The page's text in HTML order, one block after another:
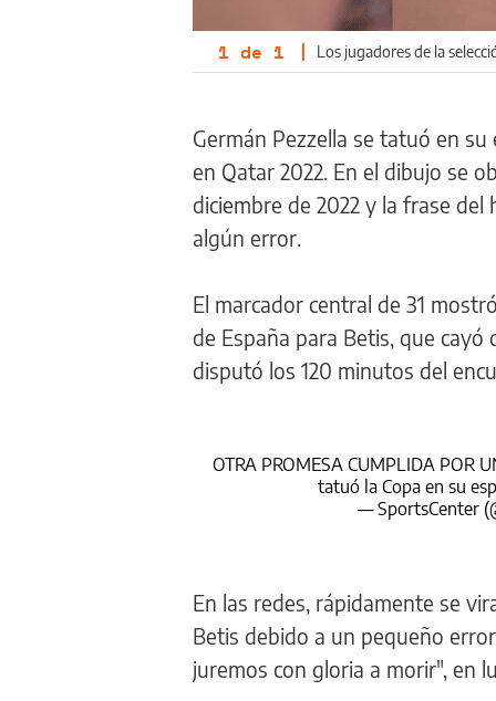
1 de 1 | Los jugadores de la
Germán Pezzella se tatuó en
en Qatar 2022. En el dibujo se
diciembre de 2022 y la frase
algún error.
El marcador central de 31
de España para Betis, que
disputó los 120 minutos del
OTRA PROMESA CUMPLIDA POR
tatuó la Copa en su
— SportsCenter
En las redes, rápidamente se
Betis debido a un pequeño
juremos con gloria a morir", en